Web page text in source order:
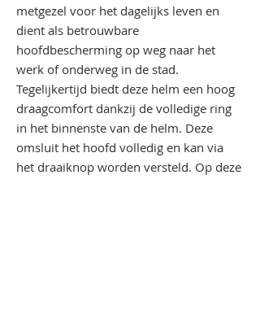
metgezel voor het dagelijks leven en
dient als betrouwbare
hoofdbescherming op weg naar het
werk of onderweg in de stad.
Tegelijkertijd biedt deze helm een hoog
draagcomfort dankzij de volledige ring
in het binnenste van de helm. Deze
omsluit het hoofd volledig en kan via
het draaiknop worden versteld. Op deze